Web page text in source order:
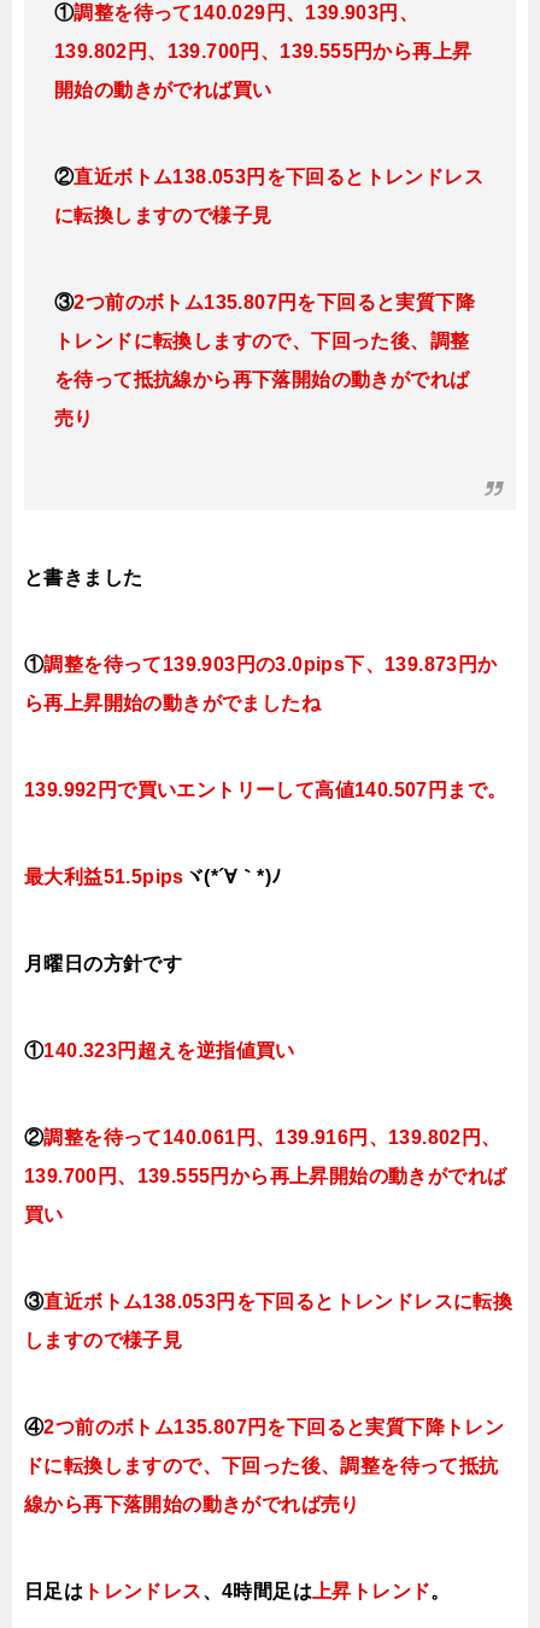
①調整を待って140.029円 、139.903円、
139.802円、139.700円、139.555円から再上昇
開始の動きがでれば買い
②直近ボトム138.053円を下回るとトレンドレス
に転換しますので様子見
③2つ前のボトム135.807円を下回ると実質下降
トレンドに転換 しますので、下回った後、調整
を待って抵抗線から再下落開始の動きがでれば
売り
と書きました
①調整を待って139.903円の3.0pips下、139.873円か
ら再上昇開始の動きがでましたね
139.992円で買いエントリーして高値140.507円まで。
最大利益51.5pips ヾ(*´∀｀*)ﾉ
月曜日の方針です
①140.323円超えを逆指値買い
②調整を待って140.061円 、139.916円、139.802円、
139.700円、139.555円 から再上昇開始の動きがでれば
買い
③直近ボトム138.053円を下回るとトレンドレスに転換
しますので様子見
④2つ前のボトム135.807円を下回ると実質下降トレン
ドに転換 しますので、下回った後、調整を待って抵抗
線から再下落開始の動きがでれば売り
日足は トレンドレス、4時間足は 上昇トレンド。